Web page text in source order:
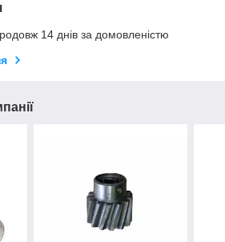
14 днів за домовленістю